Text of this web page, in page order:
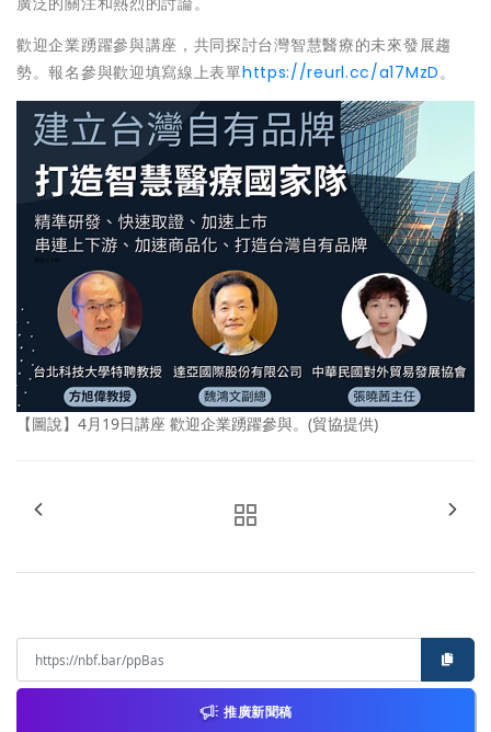
歡迎企業踴躍參與講座，共同探討台灣智慧醫療的未來發展趨
勢。報名參與歡迎填寫線上表單https://reurl.cc/a17MzD。
【圖說】4月19日講座 歡迎企業踴躍參與。(貿協提供)
推廣新聞稿